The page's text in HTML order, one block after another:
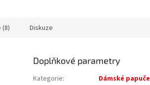
Diskuze
Doplňkové parametry
Kategorie:
Dámské papuče